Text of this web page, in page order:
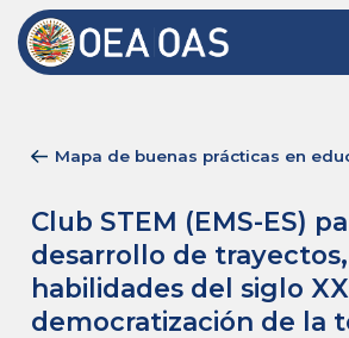
Mapa de buenas prácticas en
Club STEM (EMS-ES)
desarrollo de trayectos,
habilidades del siglo
democratización de la